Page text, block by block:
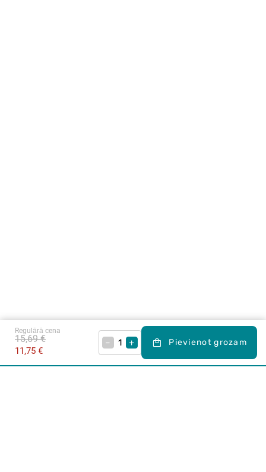
Regulārā cena
11,75 €
15,69 € – + Pievienot grozam